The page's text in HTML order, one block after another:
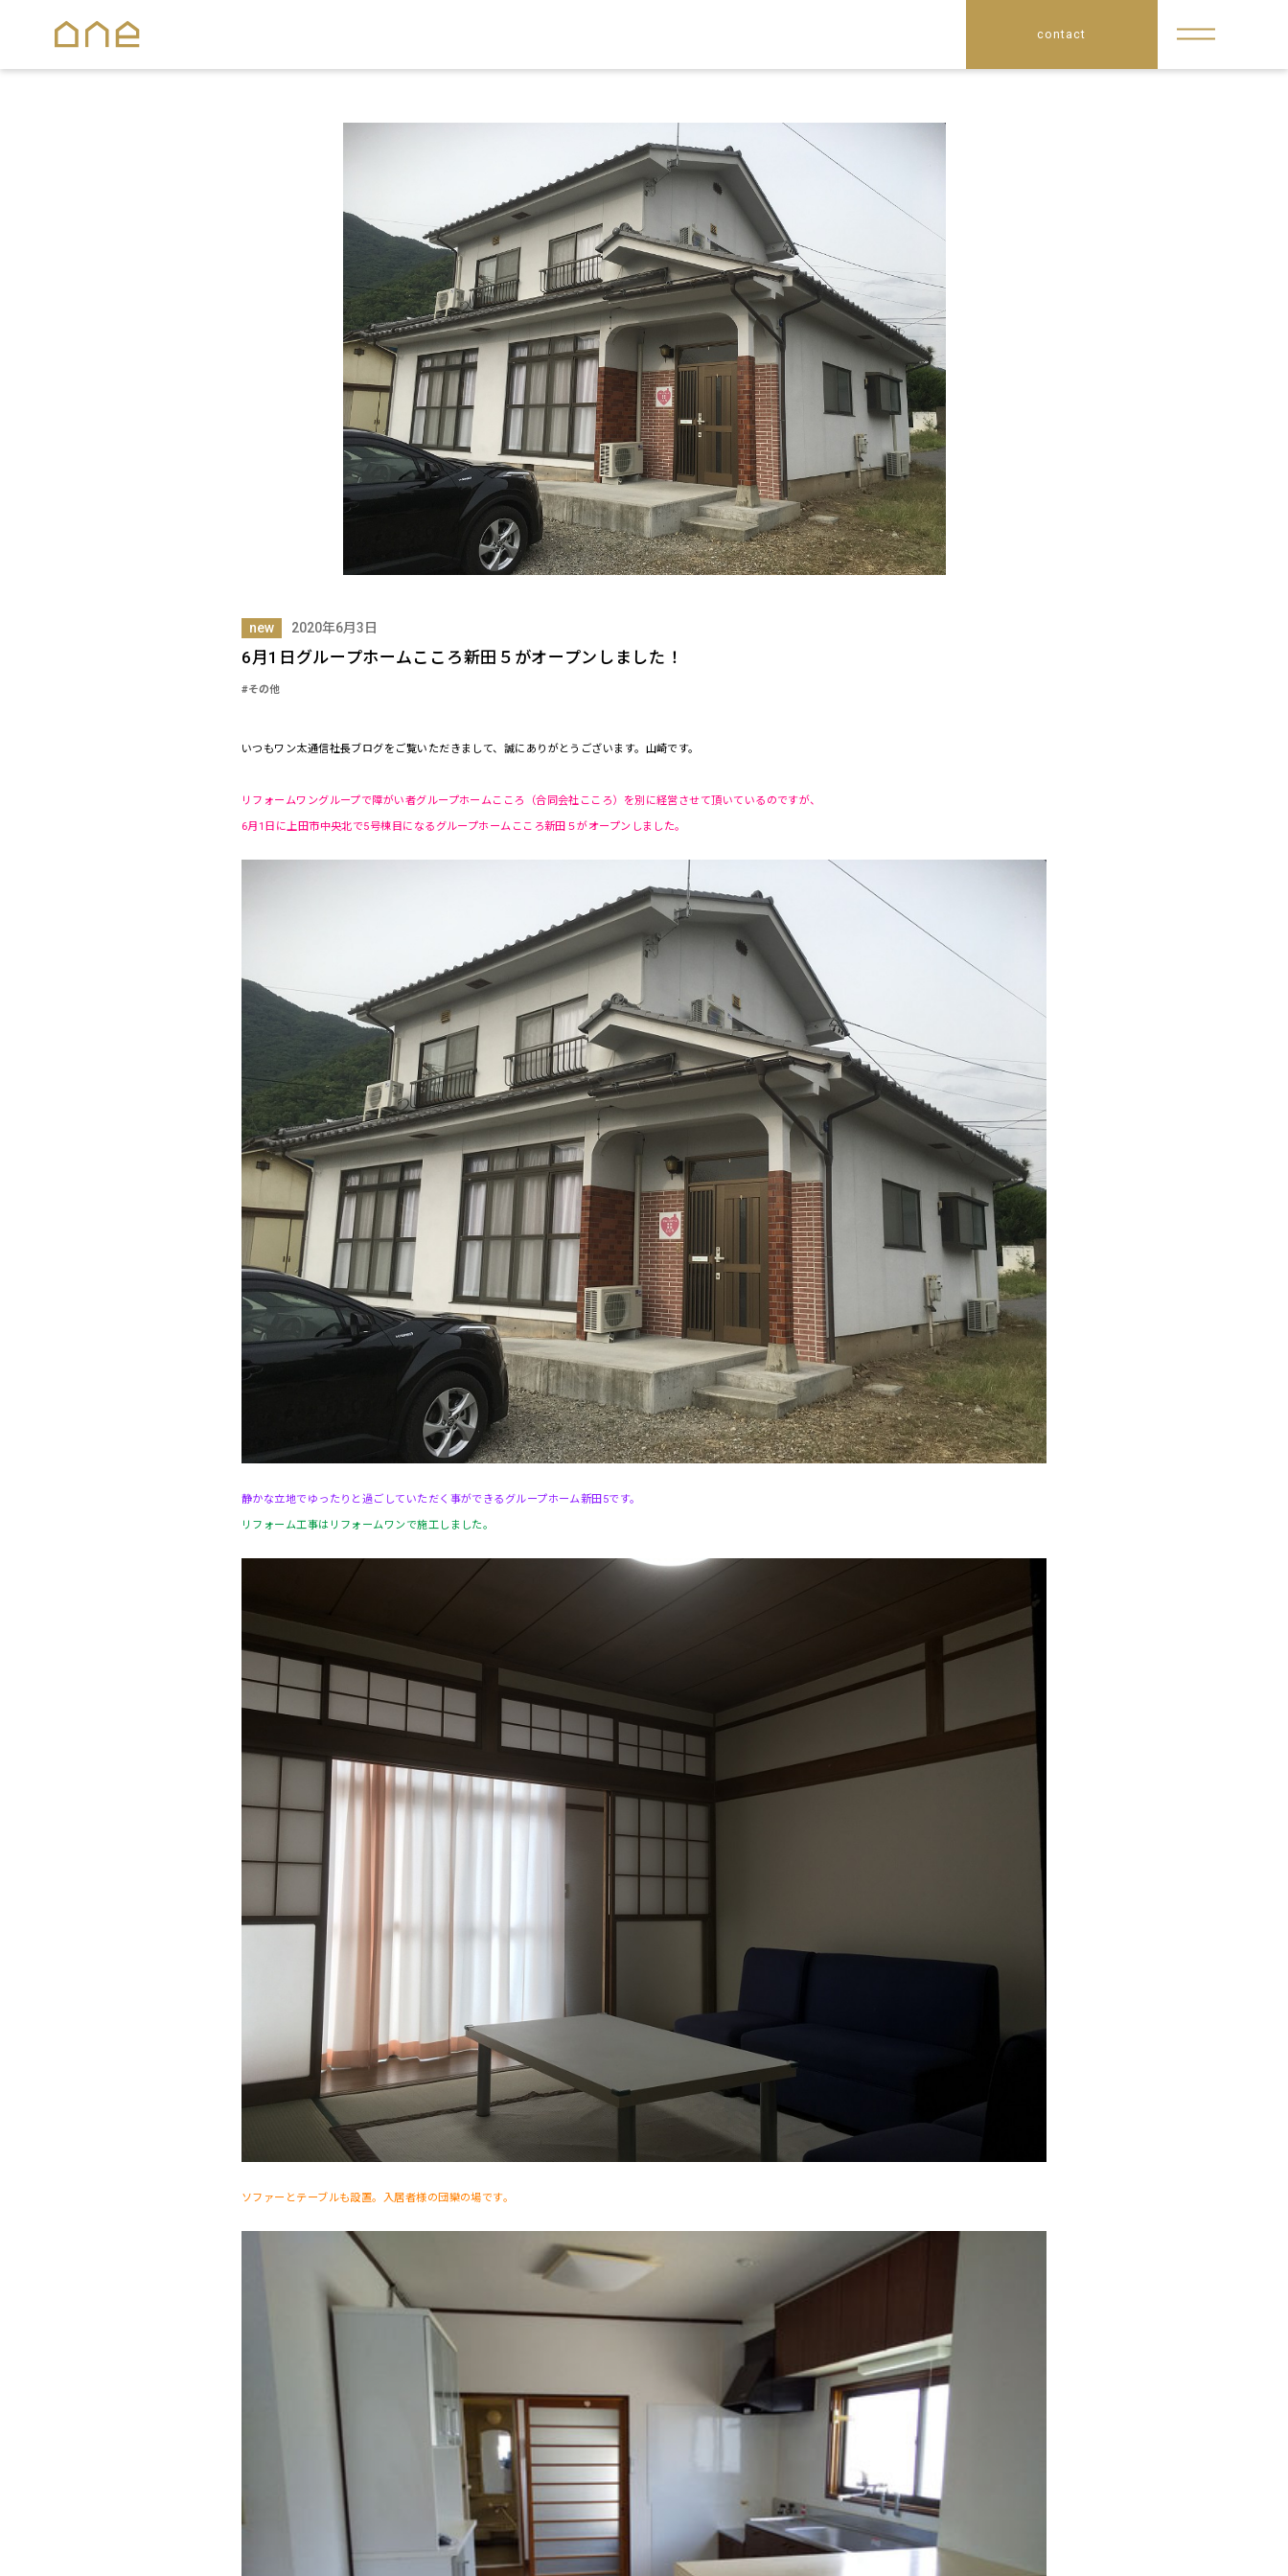
contact
new 2020年6月3日
6月1日グループホームこころ新田５がオープンしました！
#その他
いつもワン太通信社長ブログをご覧いただきまして、誠にありがとうございます。山崎です。
リフォームワングループで障がい者グループホームこころ（合同会社こころ）を別に経営させて頂いているのですが、
6月1日に上田市中央北で5号棟目になるグループホームこころ新田５がオープンしました。
静かな立地でゆったりと過ごしていただく事ができるグループホーム新田5です。
リフォーム工事はリフォームワンで施工しました。
ソファーとテーブルも設置。入居者様の団欒の場です。